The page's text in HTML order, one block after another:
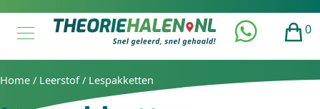
0
Home / Leerstof/ Lespakketten